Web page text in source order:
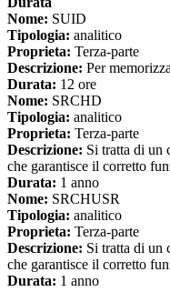
Nome: SUID
Tipologia: analitico
Proprieta: Terza-parte
Descrizione: Per
Durata: 12 ore
Nome: SRCHD
Tipologia: analitico
Proprieta: Terza-parte
Descrizione: Si tratta di un
che garantisce il corretto
Durata: 1 anno
Nome: SRCHUSR
Tipologia: analitico
Proprieta: Terza-parte
Descrizione: Si tratta di un
che garantisce il corretto
Durata: 1 anno